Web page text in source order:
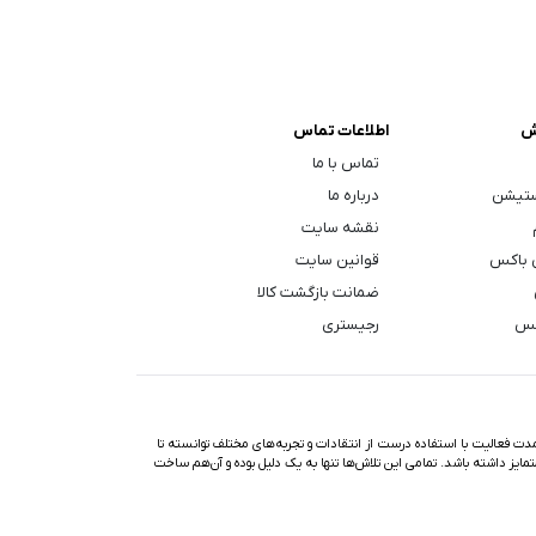
باکس
اطلاعات تماس
تماس با ما
درباره ما
نقشه سایت
قوانین سایت
ضمانت بازگشت کالا
رجیستری
با استفاده درست از انتقادات و تجربه‌های مختلف توانسته تا
داشته باشد. تمامی این تلاش‌ها تنها به یک دلیل بوده و آن‌هم ساخت